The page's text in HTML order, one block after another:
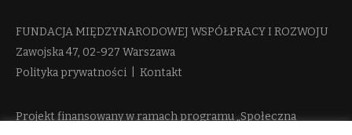
FUNDACJA MIĘDZYNARODOWEJ WSPÓŁPRACY I ROZWOJU​
Zawojska 47, 02-927 Warszawa
Polityka prywatności
Kontakt
Projekt finansowany w ramach programu „Społeczna